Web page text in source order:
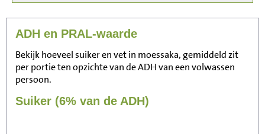
ADH en PRAL-waarde
Bekijk hoeveel suiker en vet in moessaka, gemiddeld zit
per portie ten opzichte van de ADH van een volwassen
persoon.
Suiker (6% van de ADH)